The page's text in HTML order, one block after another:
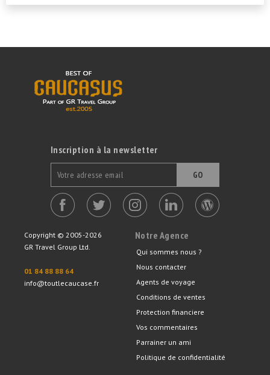
Inscription à la newsletter
GO
Copyright © 2005-2026
GR Travel Group Ltd.
01 84 88 88 64
info@toutlecaucase.fr
Notre Agence
Qui sommes nous ?
Nous contacter
Agents de voyage
Conditions de ventes
Protection financiere
Vos commentaires
Parrainer un ami
Politique de confidentialité